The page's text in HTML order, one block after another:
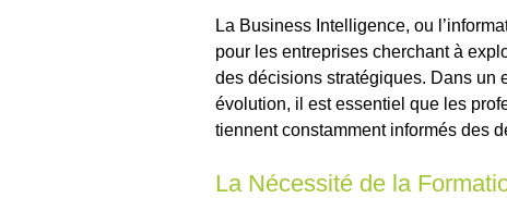
La Business Intelligence, ou
pour les entreprises cherchant à
des décisions stratégiques. Dans un
évolution, il est essentiel que les
tiennent constamment informés des
La Nécessité de la